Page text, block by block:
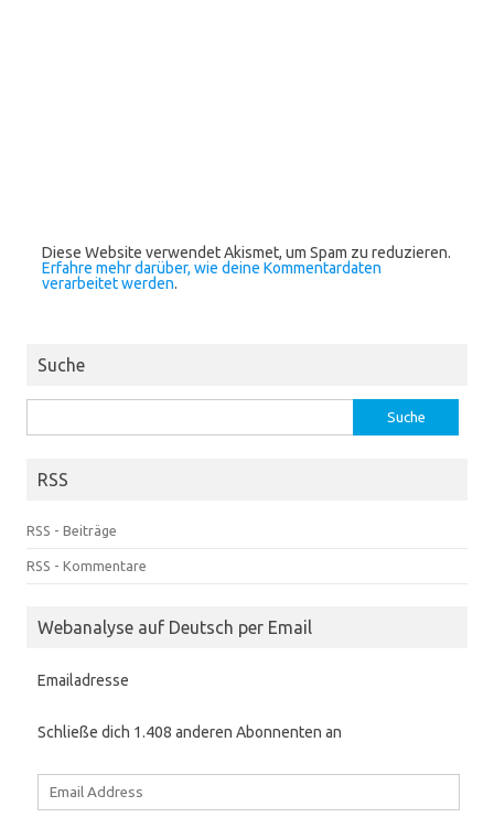
Diese Website verwendet Akismet, um Spam zu reduzieren.
Erfahre mehr darüber, wie deine Kommentardaten
verarbeitet werden.
Suche
nach:
RSS
RSS - Beiträge
RSS - Kommentare
Webanalyse auf Deutsch per Email
Emailadresse
Schließe dich 1.408 anderen Abonnenten an